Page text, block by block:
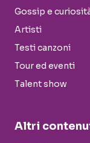
Gossip e
Artisti
Testi canzoni
Tour ed eventi
Talent show
Altri